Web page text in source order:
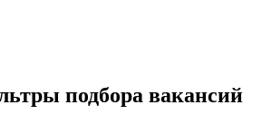
подбора вакансий